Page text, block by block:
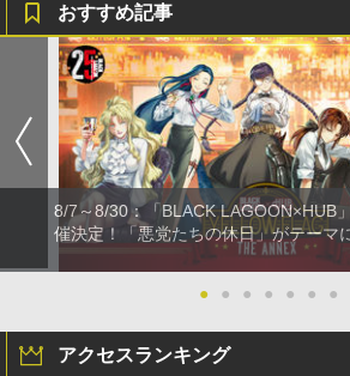
おすすめ記事
8/7～8/30：「BLACK LAGOON×HUB
催決定！「悪党たちの休日」がテーマ
● ● ● ● ● ● ●
アクセスランキング